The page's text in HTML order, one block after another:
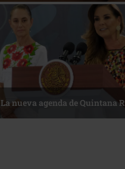
La nueva agenda de Quintana